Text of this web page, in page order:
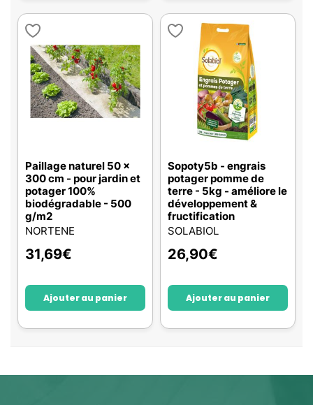
Paillage naturel 50 x
300 cm - pour jardin et
potager 100%
biodégradable - 500
g/m2
NORTENE
31,69€
Ajouter au panier
Sopoty5b - engrais
potager pomme de
terre - 5kg - améliore le
développement &
fructification
SOLABIOL
26,90€
Ajouter au panier